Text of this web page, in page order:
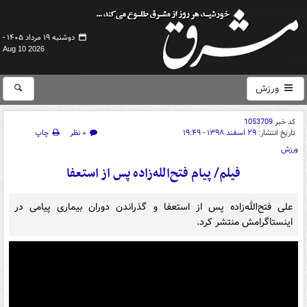
دوشنبه ۱۹ مرداد ۱۴۰۵ -
Aug 10 2026
ورزش
کد خبر1053709
تاریخ انتشار: ۲۹ اسفند ۱۳۹۸ - ۱۹:۴۹ ۰ نظر
چاپ
ورزش
فیلم/ پیام فتح‌الله‌زاده پس از استعفا
علی فتح‌الله‌زاده پس از استعفا و گذراندن دوران بیماری پیامی در
اینستاگرامش منتشر کرد.